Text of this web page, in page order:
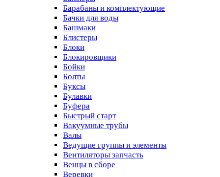
Барабаны и комплектующие
Бачки для воды
Башмаки
Блистеры
Блоки
Блокировщики
Бойки
Болты
Буксы
Булавки
Буфера
Быстрый старт
Вакуумные трубы
Валы
Ведущие группы и элементы
Вентиляторы запчасть
Венцы в сборе
Веревки